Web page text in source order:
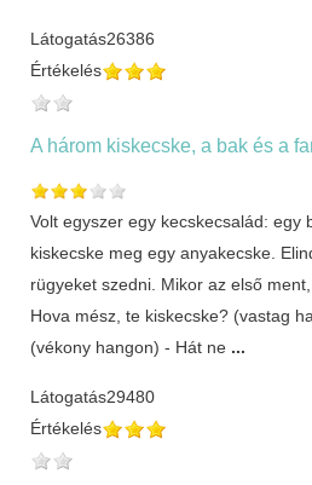
Látogatás26386
Értékelés
A három kiskecske, a bak és a
Volt egyszer egy kecskecsalád: egy
kiskecske meg egy anyakecske.
rügyeket szedni. Mikor az első
Hova mész, te kiskecske? (vastag
(vékony hangon) - Hát ne ...
Látogatás29480
Értékelés